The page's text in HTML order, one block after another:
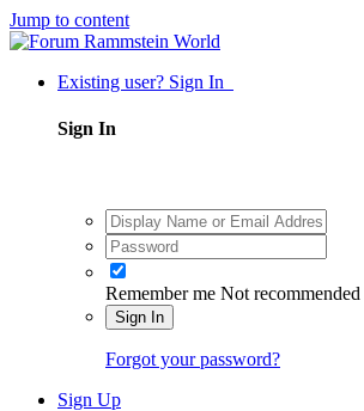
Jump to content
Existing user? Sign In
Sign In
Remember me Not
Sign In
Forgot your password?
Sign Up